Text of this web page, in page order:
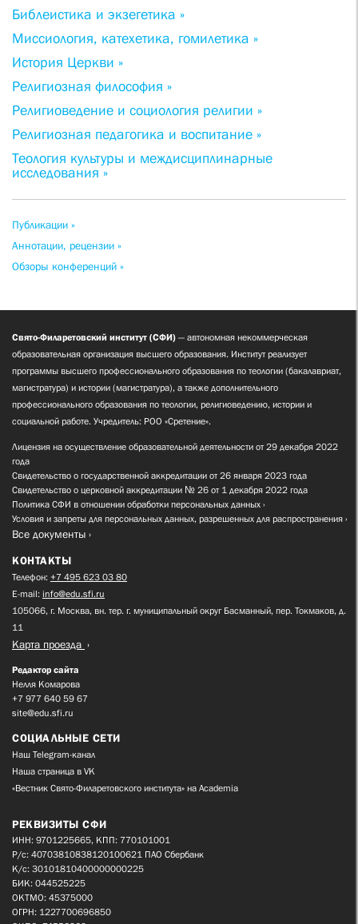
Библеистика и экзегетика »
Миссиология, катехетика, гомилетика »
История Церкви »
Религиозная философия »
Религиоведение и социология религии »
Религиозная педагогика и воспитание »
Теология культуры и междисциплинарные
исследования »
Публикации »
Аннотации, рецензии »
Обзоры конференций »
Свято-Филаретовский институт (СФИ) — автономная некоммерческая
образовательная организация высшего образования. Институт реализует
программы высшего профессионального образования по теологии (бакалавриат,
магистратура) и истории (магистратура), а также дополнительного
профессионального образования по теологии, религиоведению, истории и
социальной работе. Учредитель: РОО «Сретение».
Лицензия на осуществление образовательной деятельности от 29 декабря 2022
года
Свидетельство о государственной аккредитации от 26 января 2023 года
Свидетельство о церковной аккредитации № 26 от 1 декабря 2022 года
Политика СФИ в отношении обработки персональных данных
Условия и запреты для персональных данных, разрешенных для распространения
Все документы
КОНТАКТЫ
Телефон: +7 495 623 03 80
E-mail: info@edu.sfi.ru
105066, г. Москва, вн. тер. г. муниципальный округ Басманный, пер. Токмаков, д.
11
Карта проезда
Редактор сайта
Нелля Комарова
+7 977 640 59 67
site@edu.sfi.ru
СОЦИАЛЬНЫЕ СЕТИ
Наш Telegram-канал
Наша страница в VK
«Вестник Свято-Филаретовского института» на Academia
РЕКВИЗИТЫ СФИ
ИНН: 9701225665, КПП: 770101001
Р/с: 40703810838120100621 ПАО Сбербанк
К/с: 30101810400000000225
БИК: 044525225
ОКТМО: 45375000
ОГРН: 1227700696850